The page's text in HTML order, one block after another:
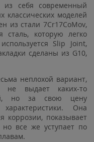
из себя современный
классических моделей
из стали 7Cr17CoMov,
сталь, которую легко
Slip Joint,
сделаны из G10,
неплохой вариант,
не выдает каких-то
но за свою цену
Она
коррозии, показывает
но все же уступает по